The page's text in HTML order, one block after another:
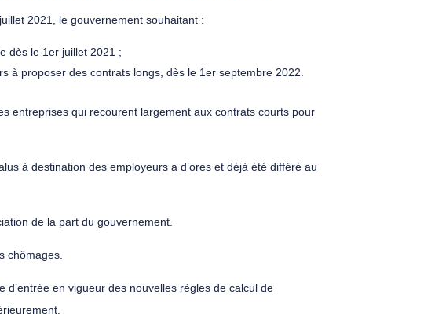
2021, le gouvernement souhaitant :
dès le 1er juillet 2021 ;
à proposer des contrats longs, dès le 1er septembre 2022.
entreprises qui recourent largement aux contrats courts pour
à destination des employeurs a d’ores et déjà été différé au
de la part du gouvernement.
chômages.
en vigueur des nouvelles règles de calcul de